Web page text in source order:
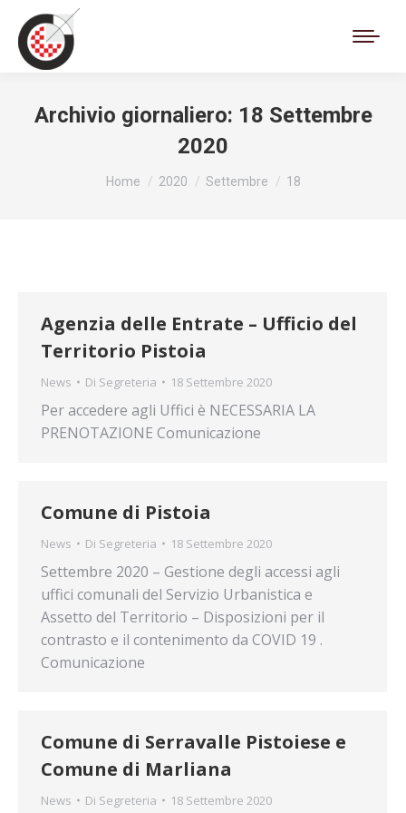
Archivio giornaliero: 18 Settembre
2020
Tu sei qui:
Home 2020 Settembre 18
Agenzia delle Entrate – Ufficio del
Territorio Pistoia
News Di Segreteria 18 Settembre 2020
Per accedere agli Uffici è NECESSARIA LA
PRENOTAZIONE Comunicazione
Comune di Pistoia
News Di Segreteria 18 Settembre 2020
Settembre 2020 – Gestione degli accessi agli
uffici comunali del Servizio Urbanistica e
Assetto del Territorio – Disposizioni per il
contrasto e il contenimento da COVID 19 .
Comunicazione
Comune di Serravalle Pistoiese e
Comune di Marliana
News Di Segreteria 18 Settembre 2020